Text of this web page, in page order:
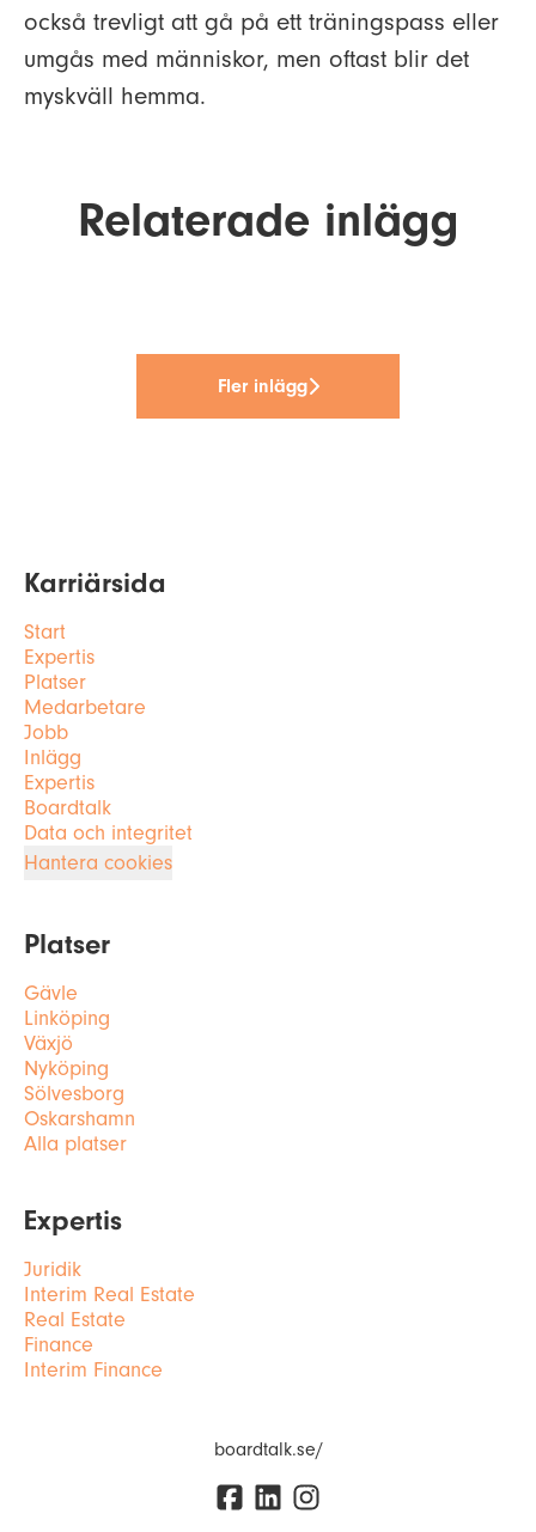
också trevligt att gå på ett träningspass eller
umgås med människor, men oftast blir det
myskväll hemma.
Relaterade inlägg
Tre frågor om rekryteringstester
kandidatupplevelse med
stärker närvaron i Västerås och
Fler inlägg
Karriärsida
Start
Expertis
Platser
Medarbetare
Jobb
Inlägg
Expertis
Boardtalk
Data och integritet
Hantera cookies
Platser
Gävle
Linköping
Växjö
Nyköping
Sölvesborg
Oskarshamn
Alla platser
Expertis
Juridik
Interim Real Estate
Real Estate
Finance
Interim Finance
boardtalk.se/